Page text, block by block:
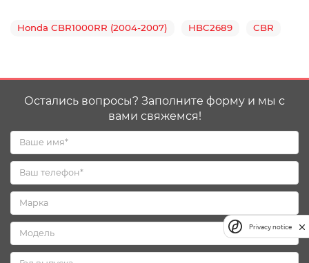
Honda CBR1000RR (2004-2007) HBC2689 CBR
Остались вопросы? Заполните форму и мы с
вами свяжемся!
Privacy notice